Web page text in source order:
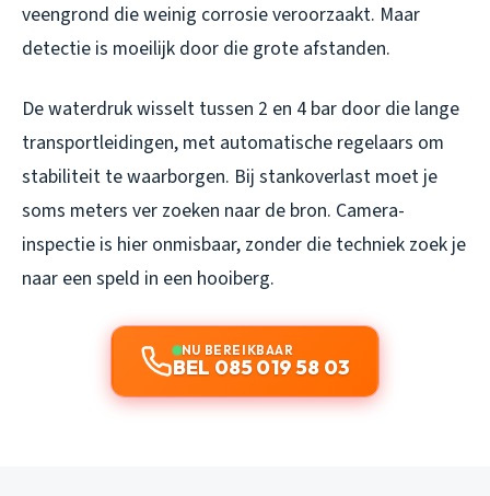
veengrond die weinig corrosie veroorzaakt. Maar
detectie is moeilijk door die grote afstanden.
De waterdruk wisselt tussen 2 en 4 bar door die lange
transportleidingen, met automatische regelaars om
stabiliteit te waarborgen. Bij stankoverlast moet je
soms meters ver zoeken naar de bron. Camera-
inspectie is hier onmisbaar, zonder die techniek zoek je
naar een speld in een hooiberg.
NU BEREIKBAAR
BEL 085 019 58 03